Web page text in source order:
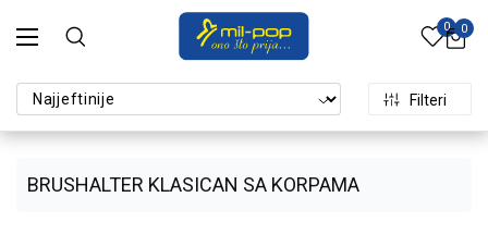
0 0
BRUSHALTER KLASICAN SA KORPAMA
Filteri